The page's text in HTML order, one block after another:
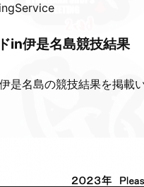
in伊是名島競技結果
是名島の競技結果を掲載い